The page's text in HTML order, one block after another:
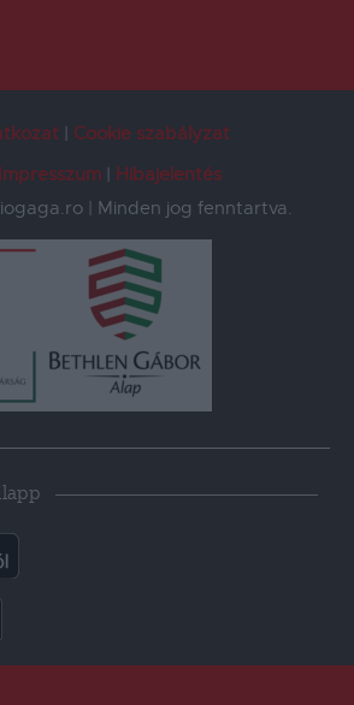
Cookie szabályzat
Impresszum
Hibajelentés
| Minden jog fenntartva.